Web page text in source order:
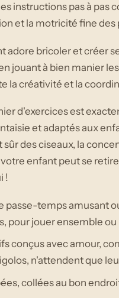
instructions pas à pas
et la motricité fine des
adore bricoler et créer
jouant à bien manier
la créativité et la
d'exercices est
et adaptés aux
des ciseaux, la
enfant peut se
!
passe-temps amusant
pour jouer ensemble
conçus avec amour,
n'attendent que
collées au bon